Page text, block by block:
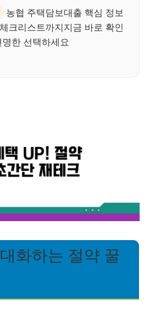
농협 주택담보대출 핵심 정보
크리스트까지지금 바로 확인
한 선택하세요
화하는 절약 꿀